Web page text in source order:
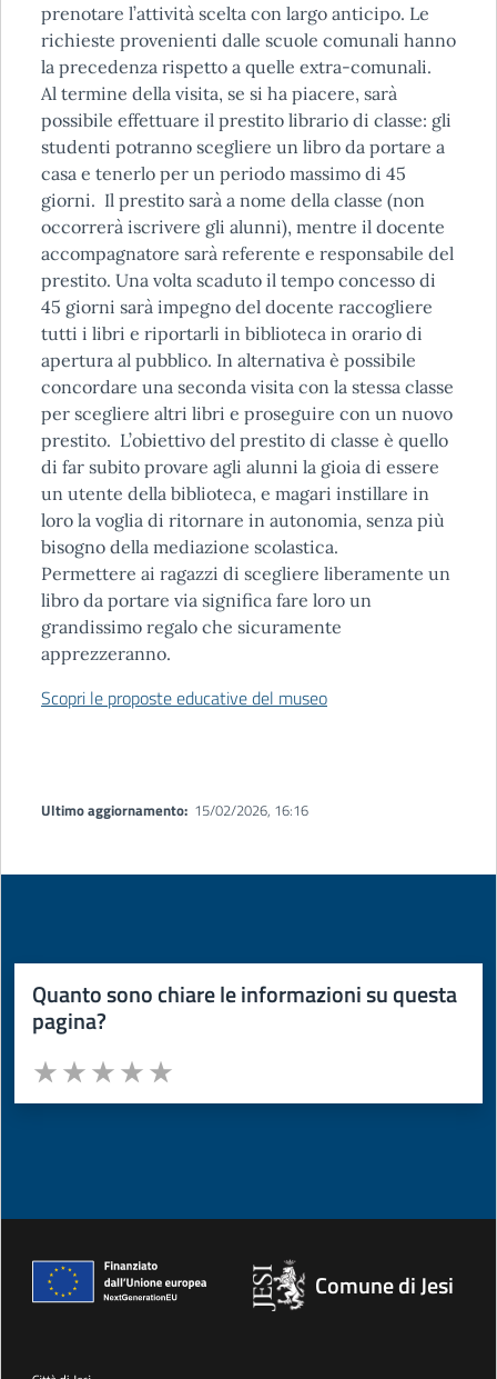
prenotare l’attività scelta con largo anticipo. Le
richieste provenienti dalle scuole comunali hanno
la precedenza rispetto a quelle extra-comunali.
Al termine della visita, se si ha piacere, sarà
possibile effettuare il prestito librario di classe: gli
studenti potranno scegliere un libro da portare a
casa e tenerlo per un periodo massimo di 45
giorni. Il prestito sarà a nome della classe (non
occorrerà iscrivere gli alunni), mentre il docente
accompagnatore sarà referente e responsabile del
prestito. Una volta scaduto il tempo concesso di
45 giorni sarà impegno del docente raccogliere
tutti i libri e riportarli in biblioteca in orario di
apertura al pubblico. In alternativa è possibile
concordare una seconda visita con la stessa classe
per scegliere altri libri e proseguire con un nuovo
prestito. L’obiettivo del prestito di classe è quello
di far subito provare agli alunni la gioia di essere
un utente della biblioteca, e magari instillare in
loro la voglia di ritornare in autonomia, senza più
bisogno della mediazione scolastica.
Permettere ai ragazzi di scegliere liberamente un
libro da portare via significa fare loro un
grandissimo regalo che sicuramente
apprezzeranno.
Scopri le proposte educative del museo
Ultimo aggiornamento: 15/02/2026, 16:16
Quanto sono chiare le informazioni su questa
pagina?
Valuta da 1 a 5 stelle la pagina
Valuta 4 stelle su 5
Valuta 3 stelle su 5
Valuta 2 stelle su 5
Valuta 1 stelle su 5
Comune di Jesi